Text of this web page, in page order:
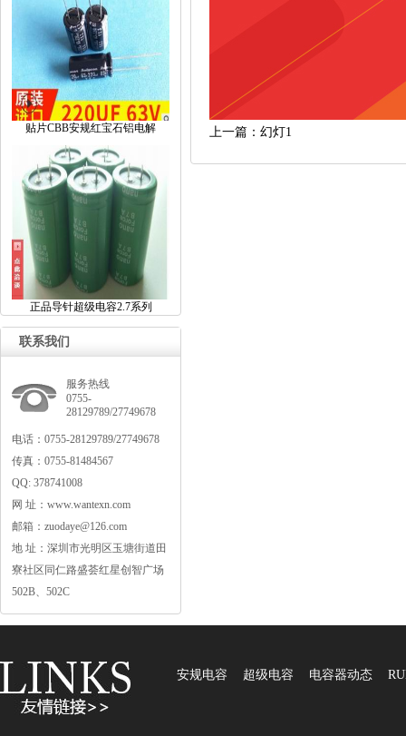
贴片CBB安规红宝石铝电解
正品导针超级电容2.7系列
联系我们
服务热线
0755-
28129789/27749678
电话：0755-28129789/27749678
传真：0755-81484567
QQ:378741008
网址：www.wantexn.com
邮箱：zuodaye@126.com
地址：深圳市光明区玉塘街道田
寮社区同仁路盛荟红星创智广场
502B、502C
上一篇：幻灯1
安规电容 超级电容 电容器动态